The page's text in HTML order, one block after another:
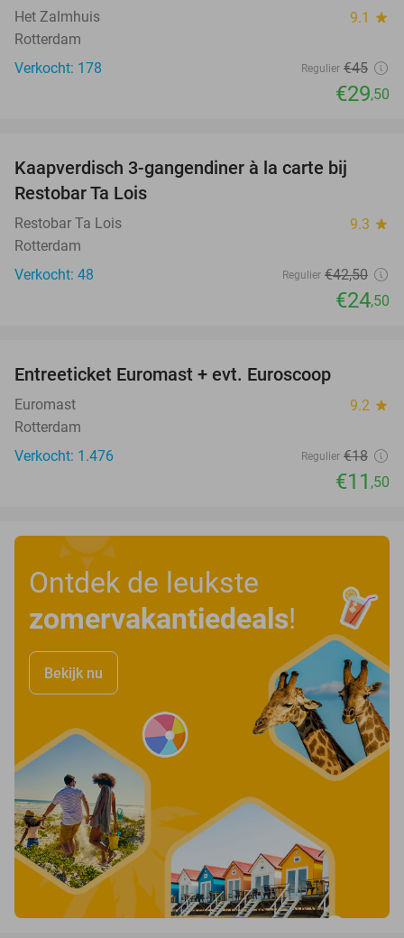
Het Zalmhuis 9.1 star
Rotterdam
Verkocht: 178
Regulier €45
€29,50
Kaapverdisch 3-gangendiner à la carte bij
Restobar Ta Lois
Restobar Ta Lois 9.3 star
Rotterdam
Verkocht: 48
Regulier €42,50
€24,50
Entreeticket Euromast + evt. Euroscoop
Euromast 9.2 star
Rotterdam
Verkocht: 1.476
Regulier €18
€11 ,50
Ontdek de leukste
zomervakantiedeals!
Bekijk nu